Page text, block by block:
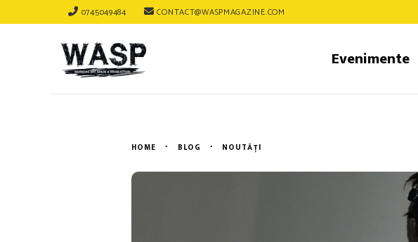
0745049484 CONTACT@WASPMAGAZINE.COM
Evenimente
HOME BLOG NOUTĂȚI